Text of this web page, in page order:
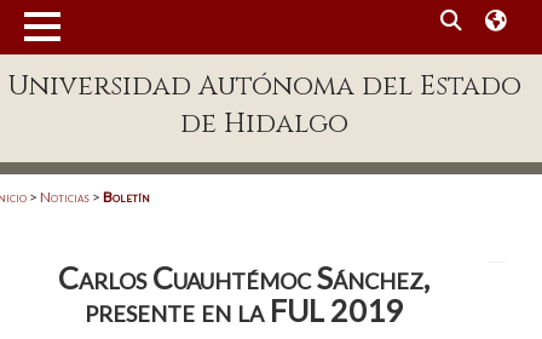
Enlaces
Patronato
Universidad Autónoma del Estado
de Hidalgo
> Noticias > Boletín
Carlos Cuauhtémoc Sánchez,
presente en la FUL 2019